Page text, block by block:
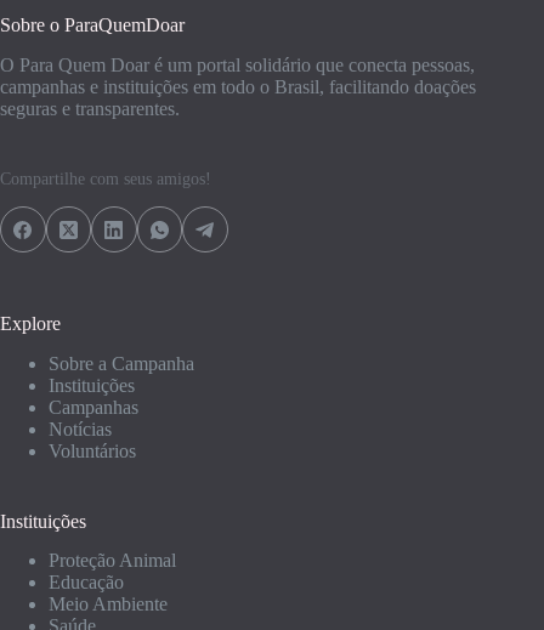
Sobre o ParaQuemDoar
O Para Quem Doar é um portal solidário que conecta pessoas,
campanhas e instituições em todo o Brasil, facilitando doações
seguras e transparentes.
Compartilhe com seus amigos!
Explore
Sobre a Campanha
Instituições
Campanhas
Notícias
Voluntários
Instituições
Proteção Animal
Educação
Meio Ambiente